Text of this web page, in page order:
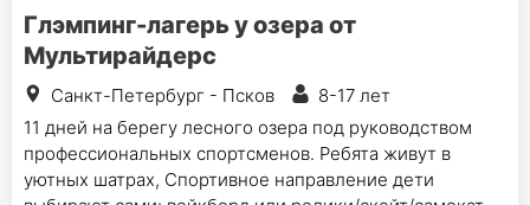
Глэмпинг-лагерь у озера от
Мультирайдерс
Санкт-Петербург - Псков
8-17 лет
11 дней на берегу лесного озера под руководством
профессиональных спортсменов. Ребята живут в
уютных шатрах, Спортивное направление дети